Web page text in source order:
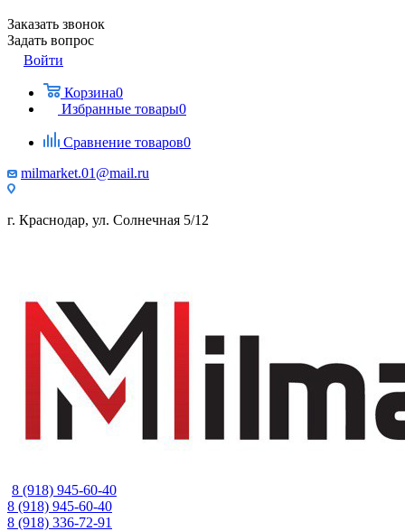
Заказать звонок
Задать вопрос
Войти
Корзина0
Избранные товары0
Сравнение товаров0
milmarket.01@mail.ru
г. Краснодар, ул. Солнечная 5/12
8 (918) 945-60-40
8 (918) 945-60-40
8 (918) 336-72-91